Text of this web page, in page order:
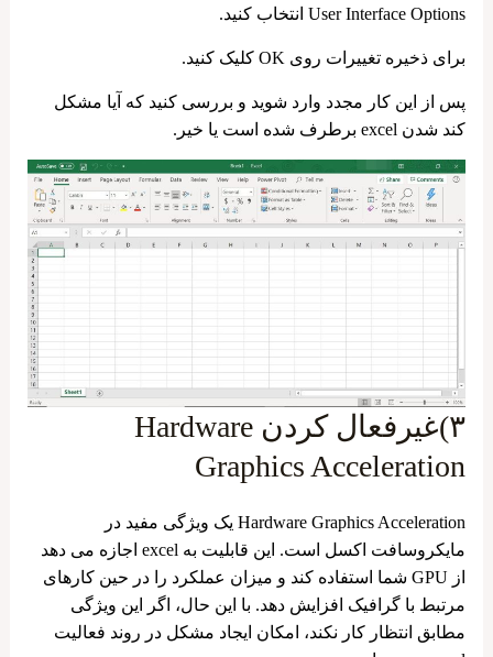
User Interface Options انتخاب کنید.
برای ذخیره تغییرات روی OK کلیک کنید.
پس از این کار مجدد وارد شوید و بررسی کنید که آیا مشکل
کند شدن excel برطرف شده است یا خیر.
۳)غیرفعال کردن Hardware
Graphics Acceleration
Hardware Graphics Acceleration یک ویژگی مفید در
مایکروسافت اکسل است. این قابلیت به excel اجازه می‌ دهد
از GPU شما استفاده کند و میزان عملکرد را در حین کارهای
مرتبط با گرافیک افزایش دهد. با این حال، اگر این ویژگی
مطابق انتظار کار نکند، امکان ایجاد مشکل در روند فعالیت